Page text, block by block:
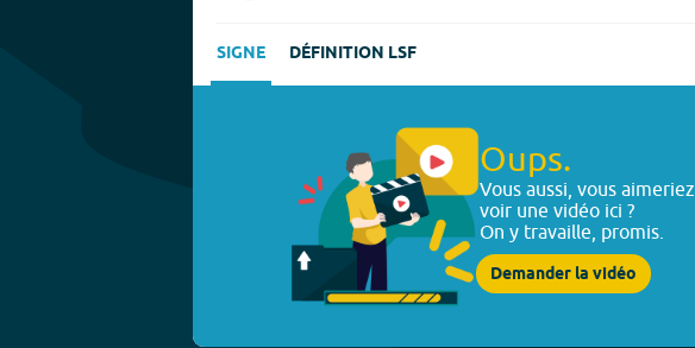
SIGNE DÉFINITION LSF
Oups.
Vous aussi, vous aimeriez
voir une vidéo ici ?
On y travaille, promis.
Demander la vidéo